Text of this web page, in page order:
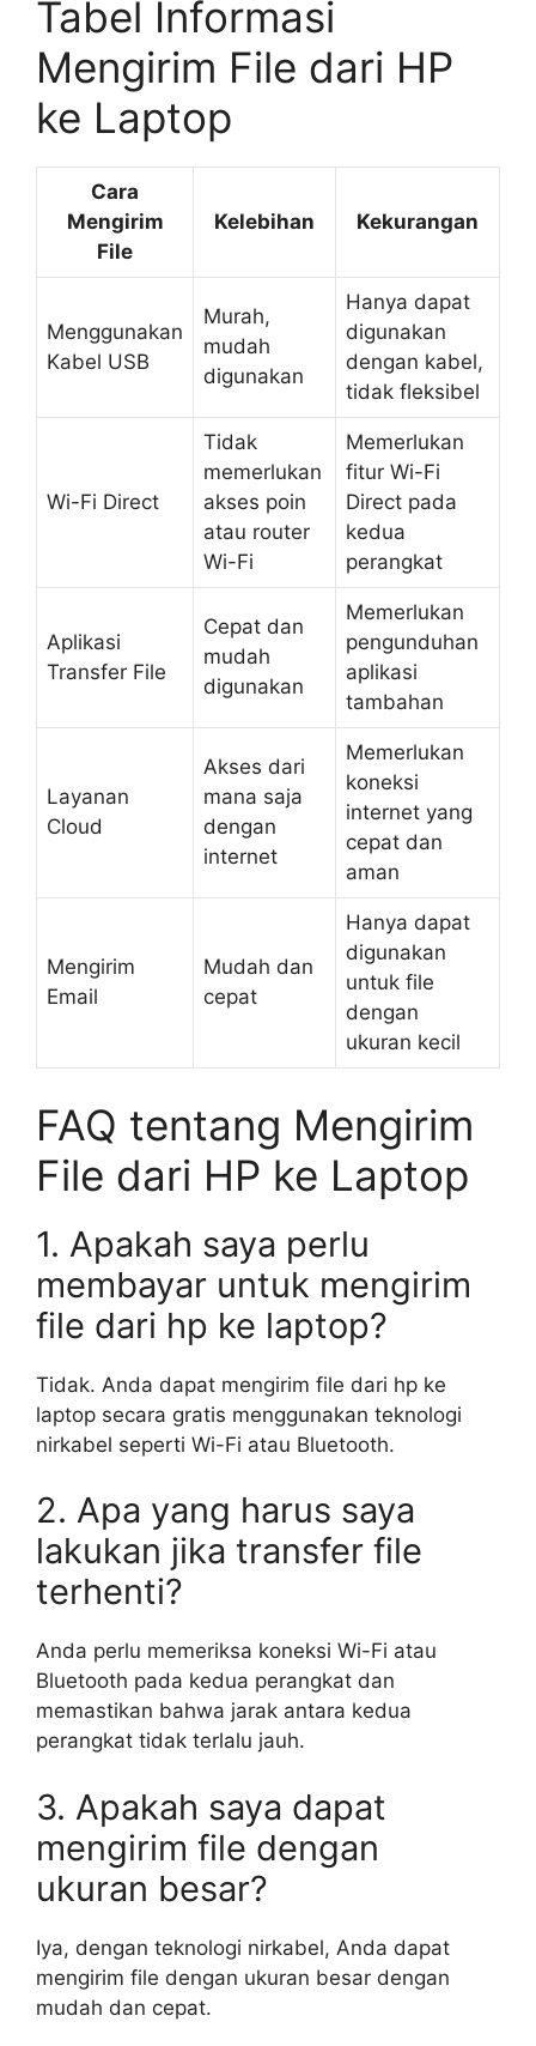
Tabel Informasi
Mengirim File dari HP
ke Laptop
Cara
Mengirim
File
Kelebihan Kekurangan
Menggunakan
Kabel USB
Murah,
mudah
digunakan
Hanya dapat
digunakan
dengan kabel,
tidak fleksibel
Wi-Fi Direct
Tidak
memerlukan
akses poin
atau router
Wi-Fi
Memerlukan
fitur Wi-Fi
Direct pada
kedua
perangkat
Aplikasi
Transfer File
Cepat dan
mudah
digunakan
Memerlukan
pengunduhan
aplikasi
tambahan
Layanan
Cloud
Akses dari
mana saja
dengan
internet
Memerlukan
koneksi
internet yang
cepat dan
aman
Mengirim
Email
Mudah dan
cepat
Hanya dapat
digunakan
untuk file
dengan
ukuran kecil
FAQ tentang Mengirim
File dari HP ke Laptop
1. Apakah saya perlu
membayar untuk mengirim
file dari hp ke laptop?
Tidak. Anda dapat mengirim file dari hp ke
laptop secara gratis menggunakan teknologi
nirkabel seperti Wi-Fi atau Bluetooth.
2. Apa yang harus saya
lakukan jika transfer file
terhenti?
Anda perlu memeriksa koneksi Wi-Fi atau
Bluetooth pada kedua perangkat dan
memastikan bahwa jarak antara kedua
perangkat tidak terlalu jauh.
3. Apakah saya dapat
mengirim file dengan
ukuran besar?
Iya, dengan teknologi nirkabel, Anda dapat
mengirim file dengan ukuran besar dengan
mudah dan cepat.